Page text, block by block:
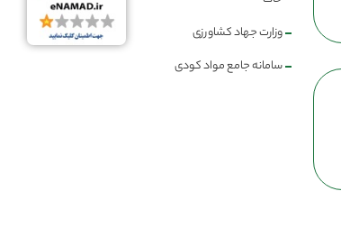
وزارت جهاد کشاورزی
سامانه جامع مواد کودی